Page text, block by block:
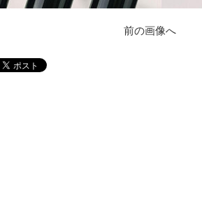
前の画像へ